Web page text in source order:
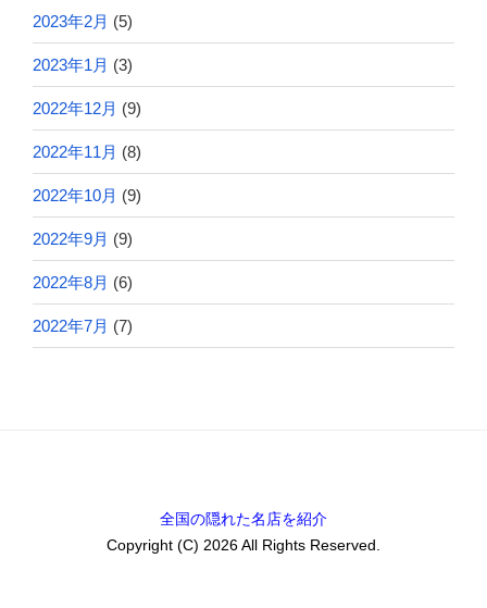
2023年2月 (5)
2023年1月 (3)
2022年12月 (9)
2022年11月 (8)
2022年10月 (9)
2022年9月 (9)
2022年8月 (6)
2022年7月 (7)
全国の隠れた名店を紹介
Copyright (C) 2026 All Rights Reserved.